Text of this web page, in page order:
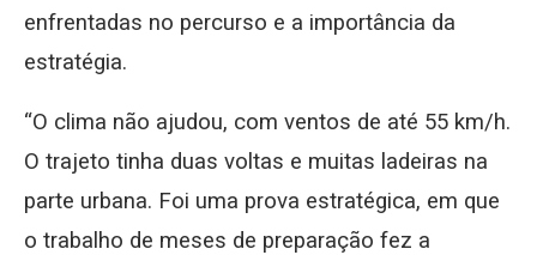
enfrentadas no percurso e a importância da
estratégia.
“O clima não ajudou, com ventos de até 55 km/h.
O trajeto tinha duas voltas e muitas ladeiras na
parte urbana. Foi uma prova estratégica, em que
o trabalho de meses de preparação fez a